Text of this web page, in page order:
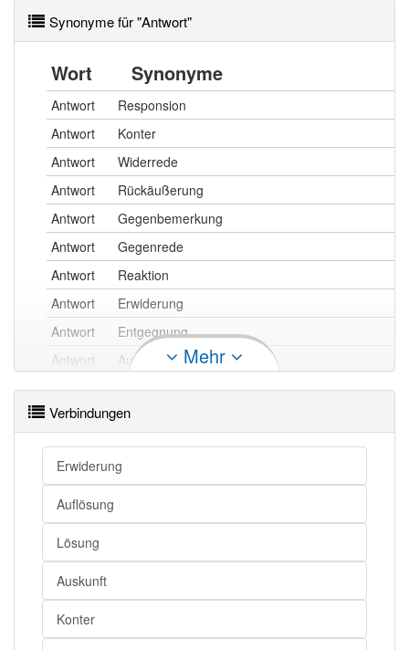
97% unserer Spielapp-Nutzer haben den Artikel
korrekt erraten.
Synonyme für "Antwort"
Wort Synonyme
Antwort
Responsion
Antwort
Konter
Antwort
Widerrede
Antwort
Rückäußerung
Antwort
Gegenbemerkung
Antwort
Gegenrede
Antwort
Reaktion
Antwort
Erwiderung
Antwort
Entgegnung
Antwort
Auskunft
Antwort
Replik
Antwort
Rückmeldung
Antwort
Auflösung
Antwort
Antwort
Antwort
Beantwortung
Mehr
Verbindungen
Erwiderung
Auflösung
Lösung
Auskunft
Konter